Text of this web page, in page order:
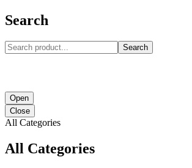
Search
Search
Open
Close
All Categories
All Categories